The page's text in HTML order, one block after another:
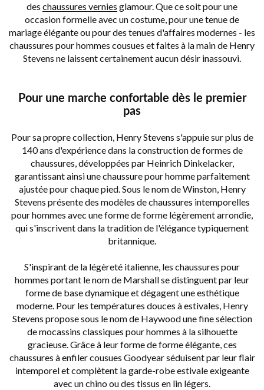
des chaussures vernies glamour. Que ce soit pour une
occasion formelle avec un costume, pour une tenue de
mariage élégante ou pour des tenues d'affaires modernes - les
chaussures pour hommes cousues et faites à la main de Henry
Stevens ne laissent certainement aucun désir inassouvi.
Pour une marche confortable dès le premier
pas
Pour sa propre collection, Henry Stevens s'appuie sur plus de
140 ans d'expérience dans la construction de formes de
chaussures, développées par Heinrich Dinkelacker,
garantissant ainsi une chaussure pour homme parfaitement
ajustée pour chaque pied. Sous le nom de Winston, Henry
Stevens présente des modèles de chaussures intemporelles
pour hommes avec une forme de forme légèrement arrondie,
qui s'inscrivent dans la tradition de l'élégance typiquement
britannique.
S'inspirant de la légèreté italienne, les chaussures pour
hommes portant le nom de Marshall se distinguent par leur
forme de base dynamique et dégagent une esthétique
moderne. Pour les températures douces à estivales, Henry
Stevens propose sous le nom de Haywood une fine sélection
de mocassins classiques pour hommes à la silhouette
gracieuse. Grâce à leur forme de forme élégante, ces
chaussures à enfiler cousues Goodyear séduisent par leur flair
intemporel et complètent la garde-robe estivale exigeante
avec un chino ou des tissus en lin légers.